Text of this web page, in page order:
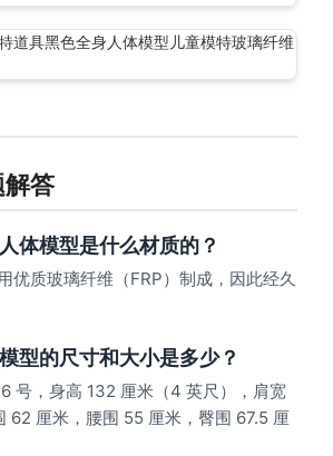
答
体模型是什么材质的？
优质玻璃纤维（FRP）制成，因此经久
型的尺寸和大小是多少？
号，身高 132 厘米（4 英尺），肩宽
62 厘米，腰围 55 厘米，臀围 67.5 厘